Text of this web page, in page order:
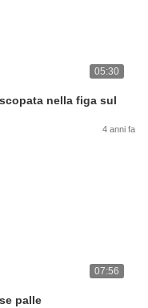
05:30
nella figa sul
4 anni fa
07:56
palle